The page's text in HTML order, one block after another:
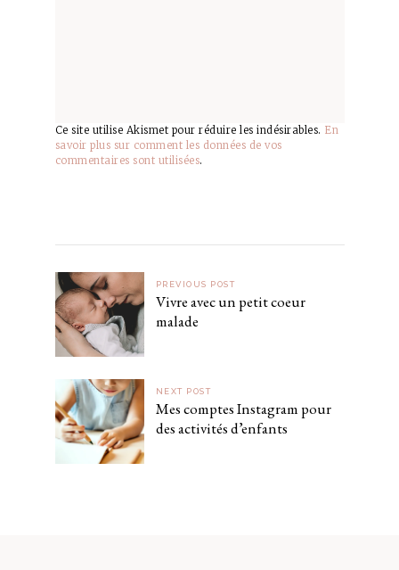
Ce site utilise Akismet pour réduire les indésirables. En
savoir plus sur comment les données de vos
commentaires sont utilisées.
PREVIOUS POST
Vivre avec un petit coeur
malade
NEXT POST
Mes comptes Instagram pour
des activités d’enfants